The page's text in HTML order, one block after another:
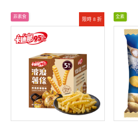
限時 8 折
非素食 全素